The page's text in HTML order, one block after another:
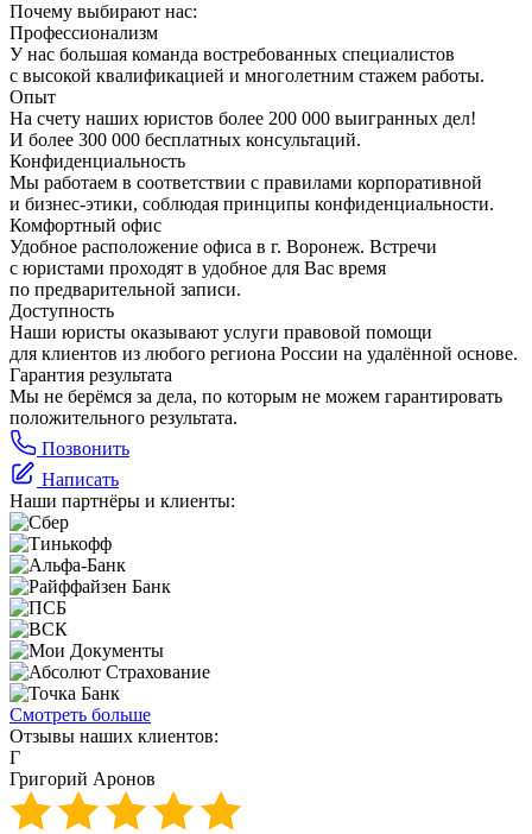
Почему выбирают нас:
Профессионализм
У нас большая команда востребованных специалистов
с высокой квалификацией и многолетним стажем работы.
Опыт
На счету наших юристов более 200 000 выигранных дел!
И более 300 000 бесплатных консультаций.
Конфиденциальность
Мы работаем в соответствии с правилами корпоративной
и бизнес-этики, соблюдая принципы конфиденциальности.
Комфортный офис
Удобное расположение офиса в г. Воронеж. Встречи
с юристами проходят в удобное для Вас время
по предварительной записи.
Доступность
Наши юристы оказывают услуги правовой помощи
для клиентов из любого региона России на удалённой основе.
Гарантия результата
Мы не берёмся за дела, по которым не можем гарантировать
положительного результата.
Позвонить
Написать
Наши партнёры и клиенты:
Смотреть больше
Отзывы наших клиентов:
Г
Григорий Аронов